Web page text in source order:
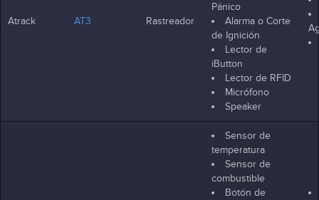
Atrack AT3 Rastreador
Pánico
Alarma o Corte
de Ignición
Lector de
iButton
Lector de RFID
Micrófono
Speaker
Sensor de
temperatura
Sensor de
combustible
Botón de